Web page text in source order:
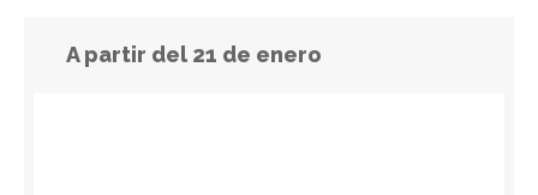
A partir del 21 de enero